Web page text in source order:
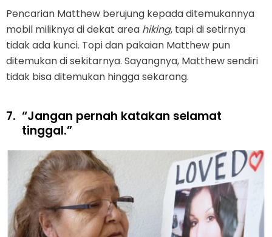
Pencarian Matthew berujung kepada ditemukannya
mobil miliknya di dekat area hiking, tapi di setirnya
tidak ada kunci. Topi dan pakaian Matthew pun
ditemukan di sekitarnya. Sayangnya, Matthew sendiri
tidak bisa ditemukan hingga sekarang.
7. “Jangan pernah katakan selamat
tinggal.”